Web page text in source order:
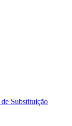
Substituição